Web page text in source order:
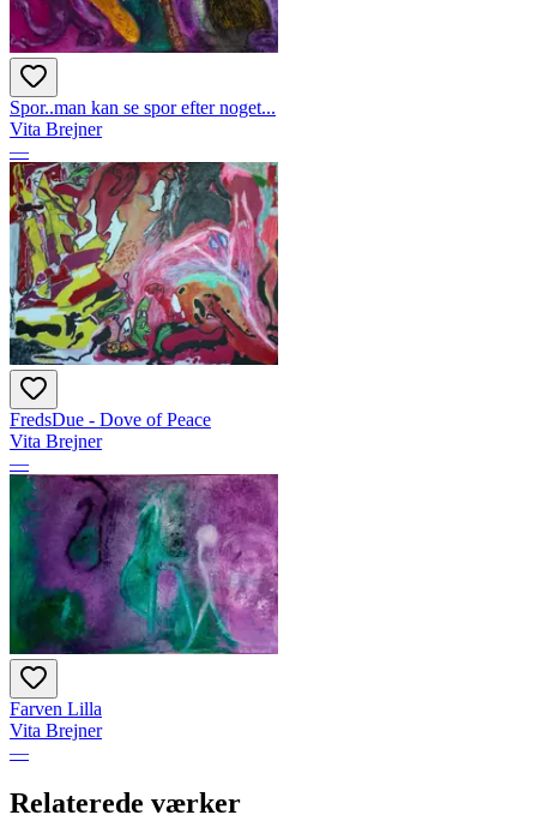
Spor..man kan se spor efter noget...
Vita Brejner
—
FredsDue - Dove of Peace
Vita Brejner
—
Farven Lilla
Vita Brejner
—
Relaterede værker